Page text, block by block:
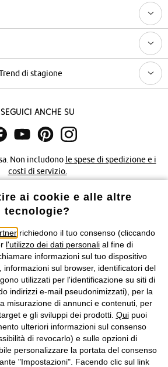
di stagione
Seguici anche su
Non includono le spese di spedizione e i
costi di servizio.
di vendita Accessibilità
e cookie
legali Diritto di recesso
Tutti i diritti riservati.
unico, sede legale: via Adua 33 - 13855
- P.I. 01939830020, Reg. Imprese di
R.E.A. BI - 171345, N. Reg. Pile:
Reg. AEE: IT08020000002105 Capitale
i.v, Società soggetta all'attività di direzione
Beteiligungs -Verwaltungsgesellschaft
mbH.
ai cookie e alle altre
tecnologie?
richiedono il tuo consenso (cliccando
l'utilizzo dei dati personali al fine di
informazioni sul tuo dispositivo
informazioni sul browser, identificatori del
utilizzati per l'identificazione su siti di
indirizzi e-mail pseudonimizzati), per la
misurazione di annunci e contenuti, per
e gli sviluppi dei prodotti. Quipuoi
ulteriori informazioni sul consenso
di revocarlo) e sulle opzioni di
personalizzare la portata del consenso
"Impostazioni". Facendo clic sul link